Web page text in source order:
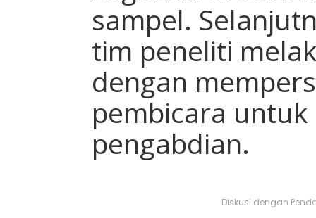
sampel.
tim peneliti
dengan
pembicara
pengabdian.
Diskusi dengan